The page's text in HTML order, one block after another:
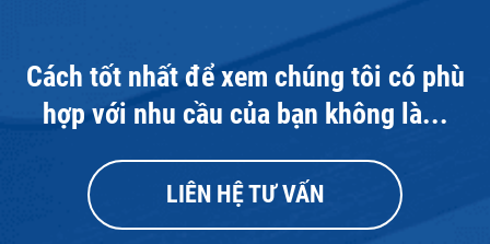
Cách tốt nhất để xem chúng tôi có phù
hợp với nhu cầu của bạn không là...
LIÊN HỆ TƯ VẤN